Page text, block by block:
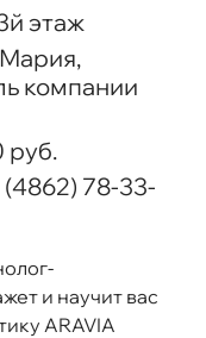
этаж
компании
руб.
(4862) 78-33-
и научит вас
ARAVIA